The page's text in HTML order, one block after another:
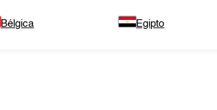
Bélgica Egipto